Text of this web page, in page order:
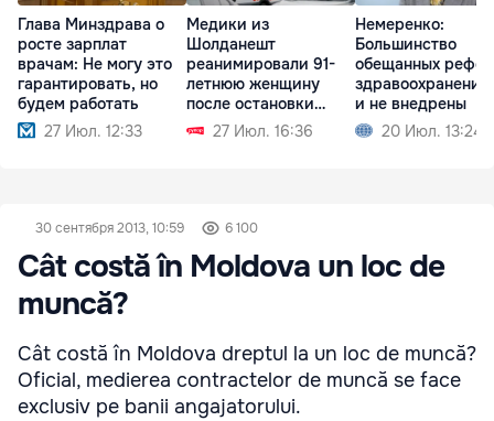
Глава Минздрава о
росте зарплат
врачам: Не могу это
гарантировать, но
будем работать
27 Июл. 12:33
Медики из
Шолданешт
реанимировали 91-
летнюю женщину
после остановки
сердца27 Июл. 16:36
Немеренко:
Большинство
обещанных
здравоохранении
и не внедрены
20 Июл. 13:24
30 сентября 2013, 10:59 6 100
Cât costă în Moldova un loc de
muncă?
Cât costă în Moldova dreptul la un loc de muncă?
Oficial, medierea contractelor de muncă se face
exclusiv pe banii angajatorului.